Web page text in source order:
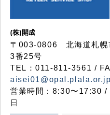
(株)開成
〒003-0806 北海道札幌
3番25号
TEL：011-811-3561 /
aisei01@opal.plala.or.jp
営業時間：8:30〜17:30 /
日